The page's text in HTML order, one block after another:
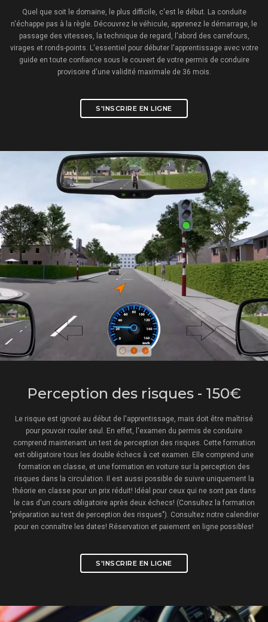
Quel que soit le domaine, le plus difficile, c'est le début. La conduite
n'échappe pas à la règle. Découvrez le véhicule, apprenez le démarrage, le
passage des vitesses, la technique de regard, l'abord des carrefours,
virages et ronds-points. L'essentiel pour débuter l'apprentissage avec votre
guide en toute confiance sous le couvert de votre permis de conduire
provisoire d'une validité maximale de 36 mois.
S'INSCRIRE EN LIGNE
Perception des risques - 150€
Le risque est ignoré au début de l'apprentissage, mais doit être maîtrisé
pour pouvoir rouler seul. En effet, l'examen du permis de conduire
comprend maintenant un test de perception des risques. Cette formation
est obligatoire tous les double échecs à cet examen. Elle comprend une
formation en classe, et une formation en voiture sur la perception des
risques dans la circulation. Il est aussi possible de suivre uniquement la
théorie en classe pour un prix réduit! Idéal pour ceux qui ne sont pas dans
le cas d'un cours obligatoire après deux échecs! (Consultez la formation
"préparation au test de perception des risques"). Consultez notre calendrier
pour en connaître les dates! Réservation et paiement en ligne possibles!
S'INSCRIRE EN LIGNE